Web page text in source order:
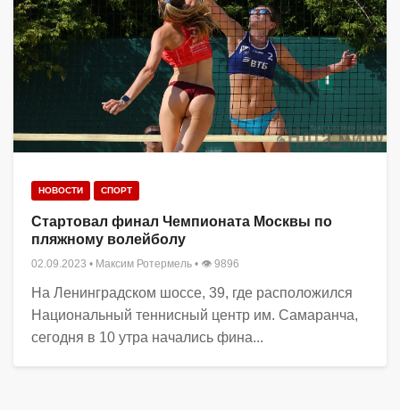
НОВОСТИ СПОРТ
Стартовал финал Чемпионата Москвы по
пляжному волейболу
02.09.2023 • Максим Ротермель • 👁 9896
На Ленинградском шоссе, 39, где расположился
Национальный теннисный центр им. Самаранча,
сегодня в 10 утра начались фина...